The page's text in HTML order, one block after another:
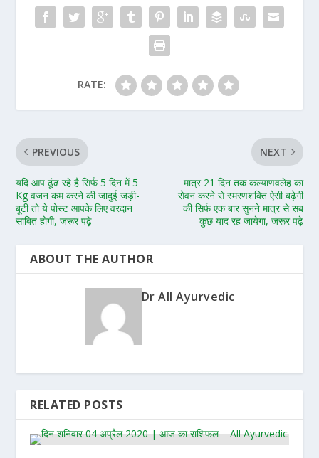
RATE:
PREVIOUS
यदि आप ढूंढ रहे है सिर्फ 5 दिन में 5
Kg वजन कम करने की जादुई जड़ी-
बूटी तो ये पोस्ट आपके लिए वरदान
साबित होगी, जरूर पढ़े
NEXT
मात्र 21 दिन तक कल्याणवलेह का
सेवन करने से स्मरणशक्ति ऐसी बढ़ेगी
की सिर्फ एक बार सुनने मात्र से सब
कुछ याद रह जायेगा, जरूर पढ़े
ABOUT THE AUTHOR
Dr All Ayurvedic
RELATED POSTS